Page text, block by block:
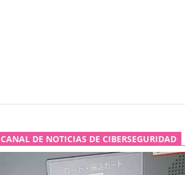
CANAL DE NOTICIAS DE CIBERSEGURIDAD